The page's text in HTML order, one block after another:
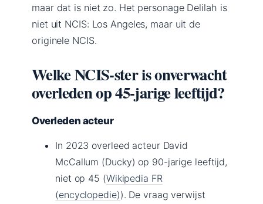
maar dat is niet zo. Het personage Delilah is
niet uit NCIS: Los Angeles, maar uit de
originele NCIS.
Welke NCIS-ster is onverwacht
overleden op 45-jarige leeftijd?
Overleden acteur
In 2023 overleed acteur David
McCallum (Ducky) op 90-jarige leeftijd,
niet op 45 (Wikipedia FR
(encyclopedie)). De vraag verwijst